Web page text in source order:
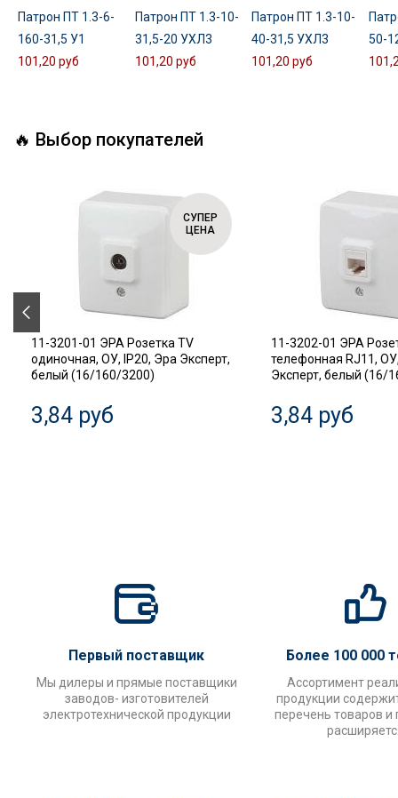
Патрон ПТ 1.3-6-
160-31,5 У1
101,20 руб
Патрон ПТ 1.3-10-
31,5-20 УХЛ3
101,20 руб
Патрон ПТ 1.3-10-
40-31,5 УХЛ3
101,20 руб
50-
🔥 Выбор покупателей
СУПЕР
ЦЕНА
11-3201-01 ЭРА Розетка TV
одиночная, ОУ, IP20, Эра Эксперт,
белый (16/160/3200)
3,84 руб
11-3202-01 ЭРА
телефонная RJ11,
Эксперт, белый (16/
3,84 руб
Первый поставщик
Мы дилеры и прямые поставщики
заводов- изготовителей
электротехнической продукции
Более 100 000
Ассортимент
продукции
перечень товаров и